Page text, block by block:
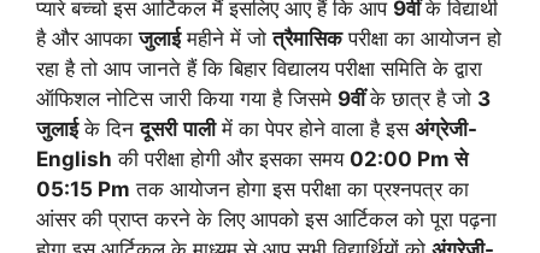
प्यारे बच्चो इस आर्टिकल मैं इसलिए आए हैं कि आप 9वींके विद्यार्थी
है और आपकाजुलाईमहीने में जोत्रैमासिकपरीक्षा का आयोजन हो
रहा है तो आप जानते हैं कि बिहार विद्यालय परीक्षा समिति के द्वारा
ऑफिशल नोटिस जारी किया गया है जिसमे 9वींके छात्र है जो 3
जुलाईके दिनदूसरी पालीमें का पेपर होने वाला है इस अंग्रेजी-
English की परीक्षा होगी और इसका समय 02:00 Pm से
05:15 Pm तक आयोजन होगा इस परीक्षा का प्रश्नपत्र का
आंसर की प्राप्त करने के लिए आपको इस आर्टिकल को पूरा पढ़ना